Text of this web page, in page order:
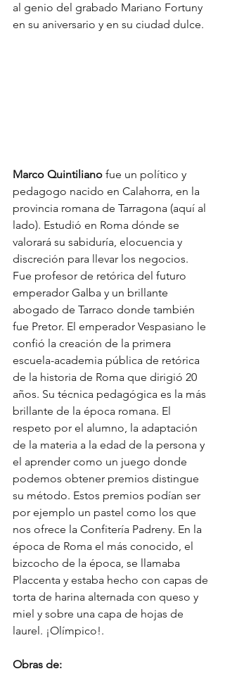
al genio del grabado Mariano Fortuny
en su aniversario y en su ciudad dulce.
Marco Quintiliano fue un político y
pedagogo nacido en Calahorra, en la
provincia romana de Tarragona (aquí al
lado). Estudió en Roma dónde se
valorará su sabiduría, elocuencia y
discreción para llevar los negocios.
Fue profesor de retórica del futuro
emperador Galba y un brillante
abogado de Tarraco donde también
fue Pretor. El emperador Vespasiano le
confió la creación de la primera
escuela-academia pública de retórica
de la historia de Roma que dirigió 20
años. Su técnica pedagógica es la más
brillante de la época romana. El
respeto por el alumno, la adaptación
de la materia a la edad de la persona y
el aprender como un juego donde
podemos obtener premios distingue
su método. Estos premios podían ser
por ejemplo un pastel como los que
nos ofrece la Confitería Padreny. En la
época de Roma el más conocido, el
bizcocho de la época, se llamaba
Placcenta y estaba hecho con capas de
torta de harina alternada con queso y
miel y sobre una capa de hojas de
laurel. ¡Olímpico!.
Obras de: